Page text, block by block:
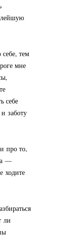
тем
мне
себе
заботу
про то,
—
ходите
ли